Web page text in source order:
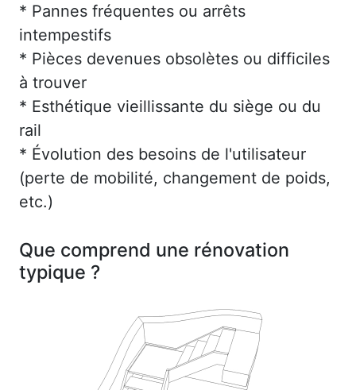
* Pannes fréquentes ou arrêts
intempestifs
* Pièces devenues obsolètes ou difficiles
à trouver
* Esthétique vieillissante du siège ou du
rail
* Évolution des besoins de l'utilisateur
(perte de mobilité, changement de poids,
etc.)
Que comprend une rénovation
typique ?